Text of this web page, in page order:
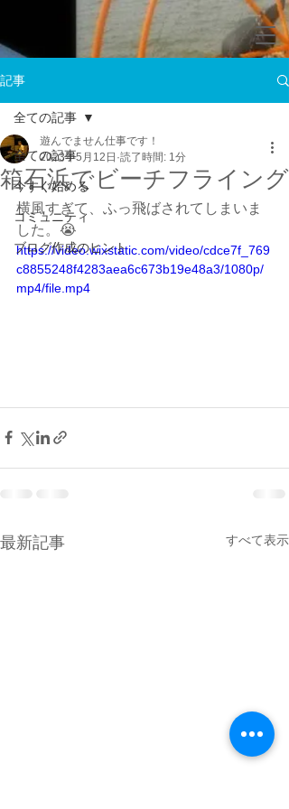
記事
全ての記事
今すぐ始める
コミュニティ
ブログ作成のヒント
全ての記事
箱石浜でビーチフライング
遊んでません仕事です！
2023年5月12日 読了時間: 1分
横風すぎて、ふっ飛ばされてしまいま
した。😭
https://video.wixstatic.com/video/cdce7f_769
c8855248f4283aea6c673b19e48a3/1080p/
mp4/file.mp4
最新記事 すべて表示